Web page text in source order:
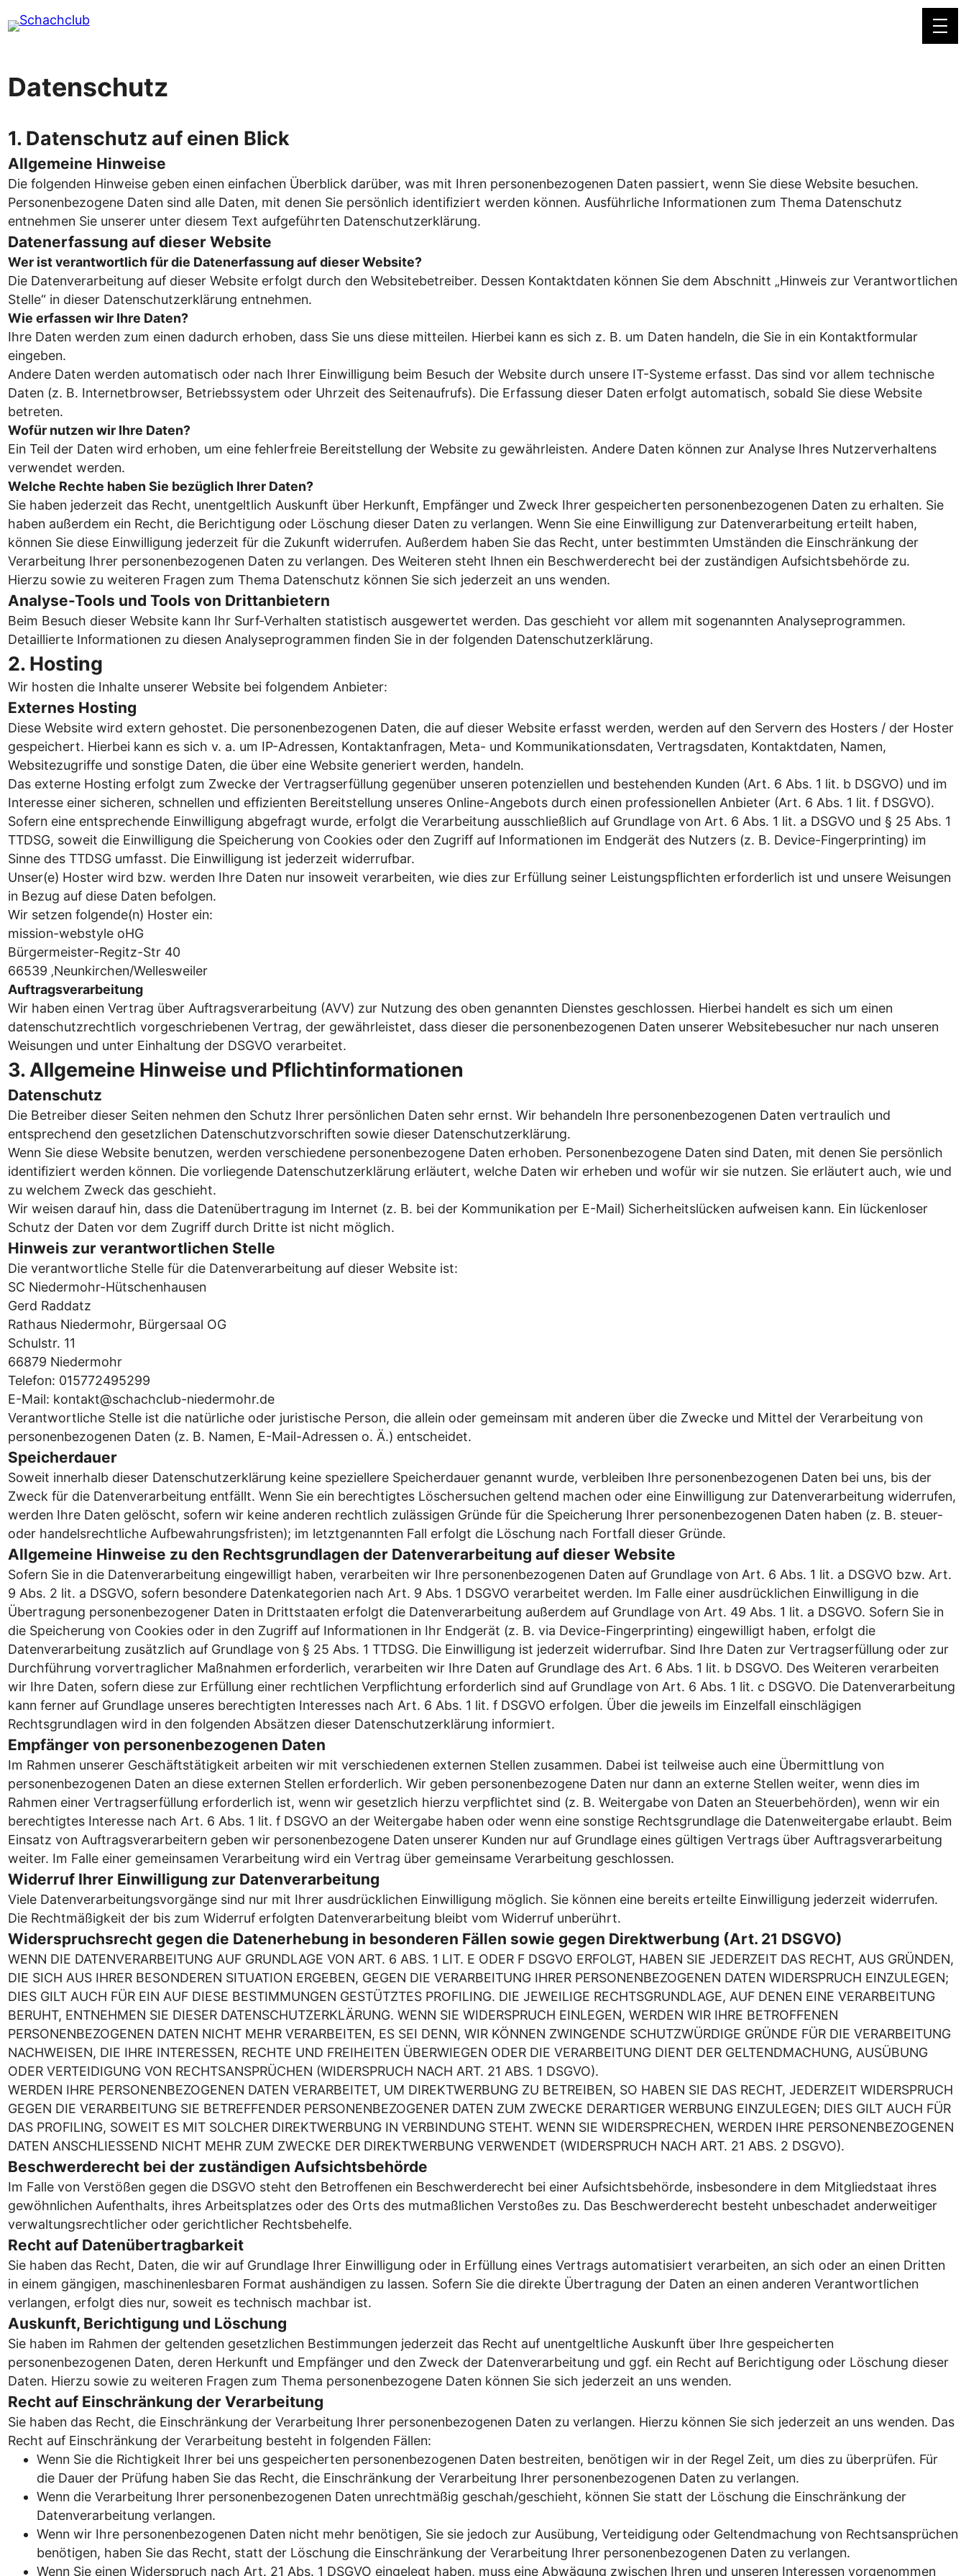
Inhalt
Datenschutz
1. Datenschutz auf einen Blick
Allgemeine Hinweise
Die folgenden Hinweise geben einen einfachen Überblick darüber, was mit Ihren personenbezogenen Daten passiert, wenn Sie diese Website besuchen.
Personenbezogene Daten sind alle Daten, mit denen Sie persönlich identifiziert werden können. Ausführliche Informationen zum Thema Datenschutz
entnehmen Sie unserer unter diesem Text aufgeführten Datenschutzerklärung.
Datenerfassung auf dieser Website
Wer ist verantwortlich für die Datenerfassung auf dieser Website?
Die Datenverarbeitung auf dieser Website erfolgt durch den Websitebetreiber. Dessen Kontaktdaten können Sie dem Abschnitt „Hinweis zur Verantwortlichen
Stelle“ in dieser Datenschutzerklärung entnehmen.
Wie erfassen wir Ihre Daten?
Ihre Daten werden zum einen dadurch erhoben, dass Sie uns diese mitteilen. Hierbei kann es sich z. B. um Daten handeln, die Sie in ein Kontaktformular
eingeben.
Andere Daten werden automatisch oder nach Ihrer Einwilligung beim Besuch der Website durch unsere IT-Systeme erfasst. Das sind vor allem technische
Daten (z. B. Internetbrowser, Betriebssystem oder Uhrzeit des Seitenaufrufs). Die Erfassung dieser Daten erfolgt automatisch, sobald Sie diese Website
betreten.
Wofür nutzen wir Ihre Daten?
Ein Teil der Daten wird erhoben, um eine fehlerfreie Bereitstellung der Website zu gewährleisten. Andere Daten können zur Analyse Ihres Nutzerverhaltens
verwendet werden.
Welche Rechte haben Sie bezüglich Ihrer Daten?
Sie haben jederzeit das Recht, unentgeltlich Auskunft über Herkunft, Empfänger und Zweck Ihrer gespeicherten personenbezogenen Daten zu erhalten. Sie
haben außerdem ein Recht, die Berichtigung oder Löschung dieser Daten zu verlangen. Wenn Sie eine Einwilligung zur Datenverarbeitung erteilt haben,
können Sie diese Einwilligung jederzeit für die Zukunft widerrufen. Außerdem haben Sie das Recht, unter bestimmten Umständen die Einschränkung der
Verarbeitung Ihrer personenbezogenen Daten zu verlangen. Des Weiteren steht Ihnen ein Beschwerderecht bei der zuständigen Aufsichtsbehörde zu.
Hierzu sowie zu weiteren Fragen zum Thema Datenschutz können Sie sich jederzeit an uns wenden.
Analyse-Tools und Tools von Dritt­anbietern
Beim Besuch dieser Website kann Ihr Surf-Verhalten statistisch ausgewertet werden. Das geschieht vor allem mit sogenannten Analyseprogrammen.
Detaillierte Informationen zu diesen Analyseprogrammen finden Sie in der folgenden Datenschutzerklärung.
2. Hosting
Wir hosten die Inhalte unserer Website bei folgendem Anbieter:
Externes Hosting
Diese Website wird extern gehostet. Die personenbezogenen Daten, die auf dieser Website erfasst werden, werden auf den Servern des Hosters / der Hoster
gespeichert. Hierbei kann es sich v. a. um IP-Adressen, Kontaktanfragen, Meta- und Kommunikationsdaten, Vertragsdaten, Kontaktdaten, Namen,
Websitezugriffe und sonstige Daten, die über eine Website generiert werden, handeln.
Das externe Hosting erfolgt zum Zwecke der Vertragserfüllung gegenüber unseren potenziellen und bestehenden Kunden (Art. 6 Abs. 1 lit. b DSGVO) und im
Interesse einer sicheren, schnellen und effizienten Bereitstellung unseres Online-Angebots durch einen professionellen Anbieter (Art. 6 Abs. 1 lit. f DSGVO).
Sofern eine entsprechende Einwilligung abgefragt wurde, erfolgt die Verarbeitung ausschließlich auf Grundlage von Art. 6 Abs. 1 lit. a DSGVO und § 25 Abs. 1
TTDSG, soweit die Einwilligung die Speicherung von Cookies oder den Zugriff auf Informationen im Endgerät des Nutzers (z. B. Device-Fingerprinting) im
Sinne des TTDSG umfasst. Die Einwilligung ist jederzeit widerrufbar.
Unser(e) Hoster wird bzw. werden Ihre Daten nur insoweit verarbeiten, wie dies zur Erfüllung seiner Leistungspflichten erforderlich ist und unsere Weisungen
in Bezug auf diese Daten befolgen.
Wir setzen folgende(n) Hoster ein:
mission-webstyle oHG
Bürgermeister-Regitz-Str 40
66539 ‚Neunkirchen/Wellesweiler
Auftragsverarbeitung
Wir haben einen Vertrag über Auftragsverarbeitung (AVV) zur Nutzung des oben genannten Dienstes geschlossen. Hierbei handelt es sich um einen
datenschutzrechtlich vorgeschriebenen Vertrag, der gewährleistet, dass dieser die personenbezogenen Daten unserer Websitebesucher nur nach unseren
Weisungen und unter Einhaltung der DSGVO verarbeitet.
3. Allgemeine Hinweise und Pflicht­informationen
Datenschutz
Die Betreiber dieser Seiten nehmen den Schutz Ihrer persönlichen Daten sehr ernst. Wir behandeln Ihre personenbezogenen Daten vertraulich und
entsprechend den gesetzlichen Datenschutzvorschriften sowie dieser Datenschutzerklärung.
Wenn Sie diese Website benutzen, werden verschiedene personenbezogene Daten erhoben. Personenbezogene Daten sind Daten, mit denen Sie persönlich
identifiziert werden können. Die vorliegende Datenschutzerklärung erläutert, welche Daten wir erheben und wofür wir sie nutzen. Sie erläutert auch, wie und
zu welchem Zweck das geschieht.
Wir weisen darauf hin, dass die Datenübertragung im Internet (z. B. bei der Kommunikation per E-Mail) Sicherheitslücken aufweisen kann. Ein lückenloser
Schutz der Daten vor dem Zugriff durch Dritte ist nicht möglich.
Hinweis zur verantwortlichen Stelle
Die verantwortliche Stelle für die Datenverarbeitung auf dieser Website ist:
SC Niedermohr-Hütschenhausen
Gerd Raddatz
Rathaus Niedermohr, Bürgersaal OG
Schulstr. 11
66879 Niedermohr
Telefon: 015772495299
E-Mail: kontakt@schachclub-niedermohr.de
Verantwortliche Stelle ist die natürliche oder juristische Person, die allein oder gemeinsam mit anderen über die Zwecke und Mittel der Verarbeitung von
personenbezogenen Daten (z. B. Namen, E-Mail-Adressen o. Ä.) entscheidet.
Speicherdauer
Soweit innerhalb dieser Datenschutzerklärung keine speziellere Speicherdauer genannt wurde, verbleiben Ihre personenbezogenen Daten bei uns, bis der
Zweck für die Datenverarbeitung entfällt. Wenn Sie ein berechtigtes Löschersuchen geltend machen oder eine Einwilligung zur Datenverarbeitung widerrufen,
werden Ihre Daten gelöscht, sofern wir keine anderen rechtlich zulässigen Gründe für die Speicherung Ihrer personenbezogenen Daten haben (z. B. steuer-
oder handelsrechtliche Aufbewahrungsfristen); im letztgenannten Fall erfolgt die Löschung nach Fortfall dieser Gründe.
Allgemeine Hinweise zu den Rechtsgrundlagen der Datenverarbeitung auf dieser Website
Sofern Sie in die Datenverarbeitung eingewilligt haben, verarbeiten wir Ihre personenbezogenen Daten auf Grundlage von Art. 6 Abs. 1 lit. a DSGVO bzw. Art.
9 Abs. 2 lit. a DSGVO, sofern besondere Datenkategorien nach Art. 9 Abs. 1 DSGVO verarbeitet werden. Im Falle einer ausdrücklichen Einwilligung in die
Übertragung personenbezogener Daten in Drittstaaten erfolgt die Datenverarbeitung außerdem auf Grundlage von Art. 49 Abs. 1 lit. a DSGVO. Sofern Sie in
die Speicherung von Cookies oder in den Zugriff auf Informationen in Ihr Endgerät (z. B. via Device-Fingerprinting) eingewilligt haben, erfolgt die
Datenverarbeitung zusätzlich auf Grundlage von § 25 Abs. 1 TTDSG. Die Einwilligung ist jederzeit widerrufbar. Sind Ihre Daten zur Vertragserfüllung oder zur
Durchführung vorvertraglicher Maßnahmen erforderlich, verarbeiten wir Ihre Daten auf Grundlage des Art. 6 Abs. 1 lit. b DSGVO. Des Weiteren verarbeiten
wir Ihre Daten, sofern diese zur Erfüllung einer rechtlichen Verpflichtung erforderlich sind auf Grundlage von Art. 6 Abs. 1 lit. c DSGVO. Die Datenverarbeitung
kann ferner auf Grundlage unseres berechtigten Interesses nach Art. 6 Abs. 1 lit. f DSGVO erfolgen. Über die jeweils im Einzelfall einschlägigen
Rechtsgrundlagen wird in den folgenden Absätzen dieser Datenschutzerklärung informiert.
Empfänger von personenbezogenen Daten
Im Rahmen unserer Geschäftstätigkeit arbeiten wir mit verschiedenen externen Stellen zusammen. Dabei ist teilweise auch eine Übermittlung von
personenbezogenen Daten an diese externen Stellen erforderlich. Wir geben personenbezogene Daten nur dann an externe Stellen weiter, wenn dies im
Rahmen einer Vertragserfüllung erforderlich ist, wenn wir gesetzlich hierzu verpflichtet sind (z. B. Weitergabe von Daten an Steuerbehörden), wenn wir ein
berechtigtes Interesse nach Art. 6 Abs. 1 lit. f DSGVO an der Weitergabe haben oder wenn eine sonstige Rechtsgrundlage die Datenweitergabe erlaubt. Beim
Einsatz von Auftragsverarbeitern geben wir personenbezogene Daten unserer Kunden nur auf Grundlage eines gültigen Vertrags über Auftragsverarbeitung
weiter. Im Falle einer gemeinsamen Verarbeitung wird ein Vertrag über gemeinsame Verarbeitung geschlossen.
Widerruf Ihrer Einwilligung zur Datenverarbeitung
Viele Datenverarbeitungsvorgänge sind nur mit Ihrer ausdrücklichen Einwilligung möglich. Sie können eine bereits erteilte Einwilligung jederzeit widerrufen.
Die Rechtmäßigkeit der bis zum Widerruf erfolgten Datenverarbeitung bleibt vom Widerruf unberührt.
Widerspruchsrecht gegen die Datenerhebung in besonderen Fällen sowie gegen Direktwerbung (Art. 21 DSGVO)
WENN DIE DATENVERARBEITUNG AUF GRUNDLAGE VON ART. 6 ABS. 1 LIT. E ODER F DSGVO ERFOLGT, HABEN SIE JEDERZEIT DAS RECHT, AUS GRÜNDEN,
DIE SICH AUS IHRER BESONDEREN SITUATION ERGEBEN, GEGEN DIE VERARBEITUNG IHRER PERSONENBEZOGENEN DATEN WIDERSPRUCH EINZULEGEN;
DIES GILT AUCH FÜR EIN AUF DIESE BESTIMMUNGEN GESTÜTZTES PROFILING. DIE JEWEILIGE RECHTSGRUNDLAGE, AUF DENEN EINE VERARBEITUNG
BERUHT, ENTNEHMEN SIE DIESER DATENSCHUTZERKLÄRUNG. WENN SIE WIDERSPRUCH EINLEGEN, WERDEN WIR IHRE BETROFFENEN
PERSONENBEZOGENEN DATEN NICHT MEHR VERARBEITEN, ES SEI DENN, WIR KÖNNEN ZWINGENDE SCHUTZWÜRDIGE GRÜNDE FÜR DIE VERARBEITUNG
NACHWEISEN, DIE IHRE INTERESSEN, RECHTE UND FREIHEITEN ÜBERWIEGEN ODER DIE VERARBEITUNG DIENT DER GELTENDMACHUNG, AUSÜBUNG
ODER VERTEIDIGUNG VON RECHTSANSPRÜCHEN (WIDERSPRUCH NACH ART. 21 ABS. 1 DSGVO).
WERDEN IHRE PERSONENBEZOGENEN DATEN VERARBEITET, UM DIREKTWERBUNG ZU BETREIBEN, SO HABEN SIE DAS RECHT, JEDERZEIT WIDERSPRUCH
GEGEN DIE VERARBEITUNG SIE BETREFFENDER PERSONENBEZOGENER DATEN ZUM ZWECKE DERARTIGER WERBUNG EINZULEGEN; DIES GILT AUCH FÜR
DAS PROFILING, SOWEIT ES MIT SOLCHER DIREKTWERBUNG IN VERBINDUNG STEHT. WENN SIE WIDERSPRECHEN, WERDEN IHRE PERSONENBEZOGENEN
DATEN ANSCHLIESSEND NICHT MEHR ZUM ZWECKE DER DIREKTWERBUNG VERWENDET (WIDERSPRUCH NACH ART. 21 ABS. 2 DSGVO).
Beschwerde­recht bei der zuständigen Aufsichts­behörde
Im Falle von Verstößen gegen die DSGVO steht den Betroffenen ein Beschwerderecht bei einer Aufsichtsbehörde, insbesondere in dem Mitgliedstaat ihres
gewöhnlichen Aufenthalts, ihres Arbeitsplatzes oder des Orts des mutmaßlichen Verstoßes zu. Das Beschwerderecht besteht unbeschadet anderweitiger
verwaltungsrechtlicher oder gerichtlicher Rechtsbehelfe.
Recht auf Daten­übertrag­barkeit
Sie haben das Recht, Daten, die wir auf Grundlage Ihrer Einwilligung oder in Erfüllung eines Vertrags automatisiert verarbeiten, an sich oder an einen Dritten
in einem gängigen, maschinenlesbaren Format aushändigen zu lassen. Sofern Sie die direkte Übertragung der Daten an einen anderen Verantwortlichen
verlangen, erfolgt dies nur, soweit es technisch machbar ist.
Auskunft, Berichtigung und Löschung
Sie haben im Rahmen der geltenden gesetzlichen Bestimmungen jederzeit das Recht auf unentgeltliche Auskunft über Ihre gespeicherten
personenbezogenen Daten, deren Herkunft und Empfänger und den Zweck der Datenverarbeitung und ggf. ein Recht auf Berichtigung oder Löschung dieser
Daten. Hierzu sowie zu weiteren Fragen zum Thema personenbezogene Daten können Sie sich jederzeit an uns wenden.
Recht auf Einschränkung der Verarbeitung
Sie haben das Recht, die Einschränkung der Verarbeitung Ihrer personenbezogenen Daten zu verlangen. Hierzu können Sie sich jederzeit an uns wenden. Das
Recht auf Einschränkung der Verarbeitung besteht in folgenden Fällen:
Wenn Sie die Richtigkeit Ihrer bei uns gespeicherten personenbezogenen Daten bestreiten, benötigen wir in der Regel Zeit, um dies zu überprüfen. Für
die Dauer der Prüfung haben Sie das Recht, die Einschränkung der Verarbeitung Ihrer personenbezogenen Daten zu verlangen.
Wenn die Verarbeitung Ihrer personenbezogenen Daten unrechtmäßig geschah/geschieht, können Sie statt der Löschung die Einschränkung der
Datenverarbeitung verlangen.
Wenn wir Ihre personenbezogenen Daten nicht mehr benötigen, Sie sie jedoch zur Ausübung, Verteidigung oder Geltendmachung von Rechtsansprüchen
benötigen, haben Sie das Recht, statt der Löschung die Einschränkung der Verarbeitung Ihrer personenbezogenen Daten zu verlangen.
Wenn Sie einen Widerspruch nach Art. 21 Abs. 1 DSGVO eingelegt haben, muss eine Abwägung zwischen Ihren und unseren Interessen vorgenommen